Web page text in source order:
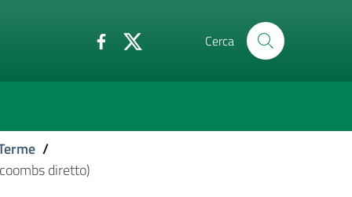
Cerca
/
diretto)